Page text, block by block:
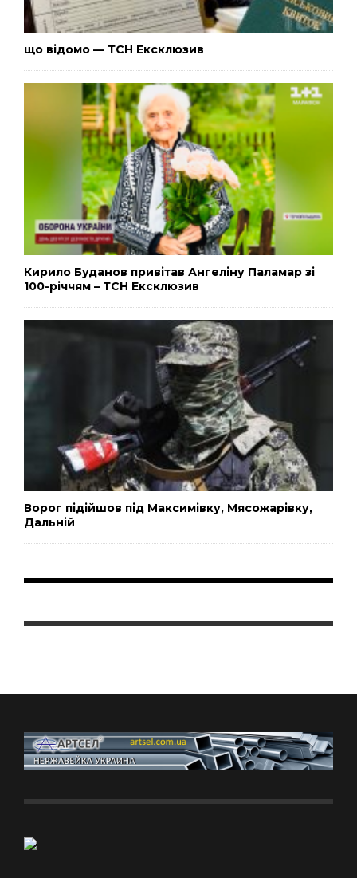
що відомо — ТСН Ексклюзив
Кирило Буданов привітав Ангеліну Паламар зі
100-річчям – ТСН Ексклюзив
Ворог підійшов під Максимівку, Мясожарівку,
Дальній